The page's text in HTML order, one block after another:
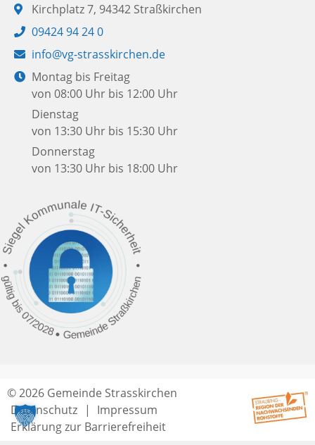
Adresse:
Kirchplatz 7, 94342 Straßkirchen
Telefon:
09424 94 24 0
E-
Mail:
info@vg-strasskirchen.de
Öffnungszeiten:
Montag bis Freitag
von 08:00 Uhr bis 12:00 Uhr
Dienstag
von 13:30 Uhr bis 15:30 Uhr
Donnerstag
von 13:30 Uhr bis 18:00 Uhr
© 2026 Gemeinde Strasskirchen
Datenschutz
Impressum
Erklärung zur Barrierefreiheit